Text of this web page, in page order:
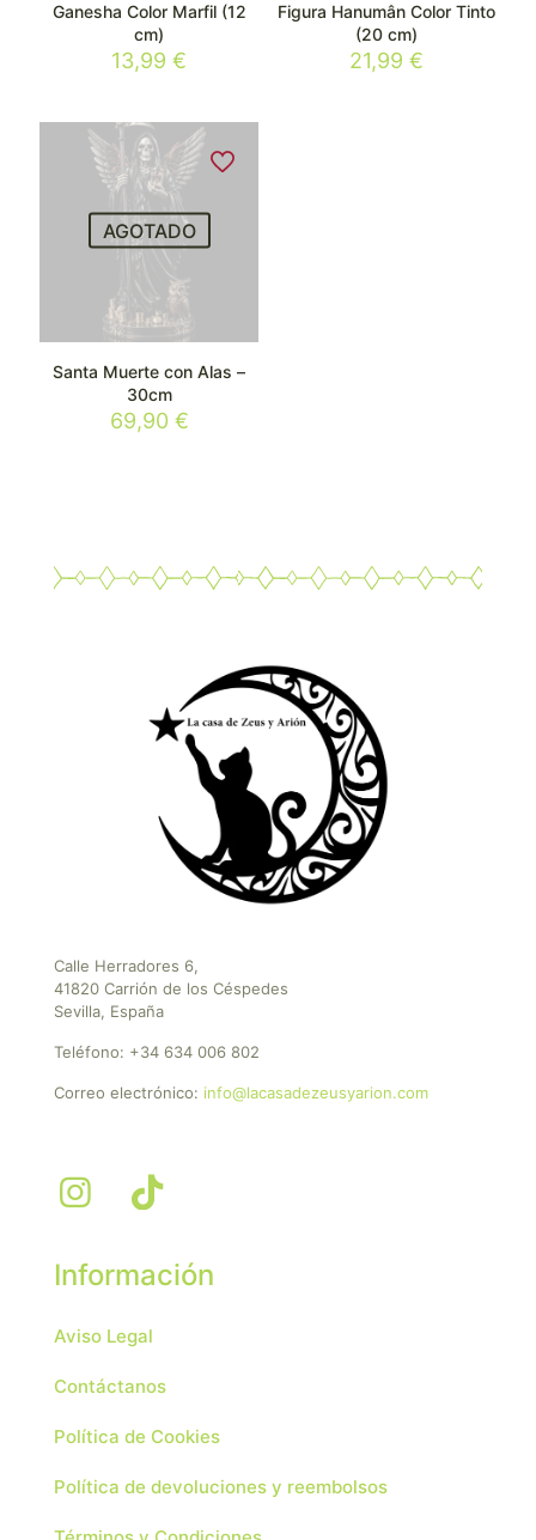
Ganesha Color Marfil (12
cm)
13,99€
Figura Hanumân Color Tinto
(20 cm)
21,99€
AGOTADO
Santa Muerte con Alas –
30cm
69,90 €
Calle Herradores 6,
41820 Carrión de los Céspedes
Sevilla, España
Teléfono: +34 634 006 802
Correo electrónico: info@lacasadezeusyarion.com
Información
Aviso Legal
Contáctanos
Política de Cookies
Política de devoluciones y reembolsos